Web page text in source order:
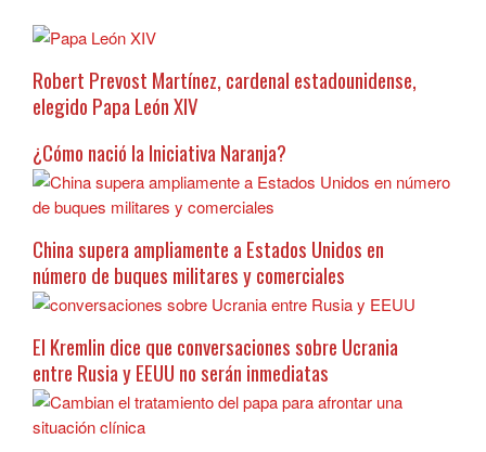
Robert Prevost Martínez, cardenal estadounidense,
elegido Papa León XIV
¿Cómo nació la Iniciativa Naranja?
China supera ampliamente a Estados Unidos en
número de buques militares y comerciales
El Kremlin dice que conversaciones sobre Ucrania
entre Rusia y EEUU no serán inmediatas